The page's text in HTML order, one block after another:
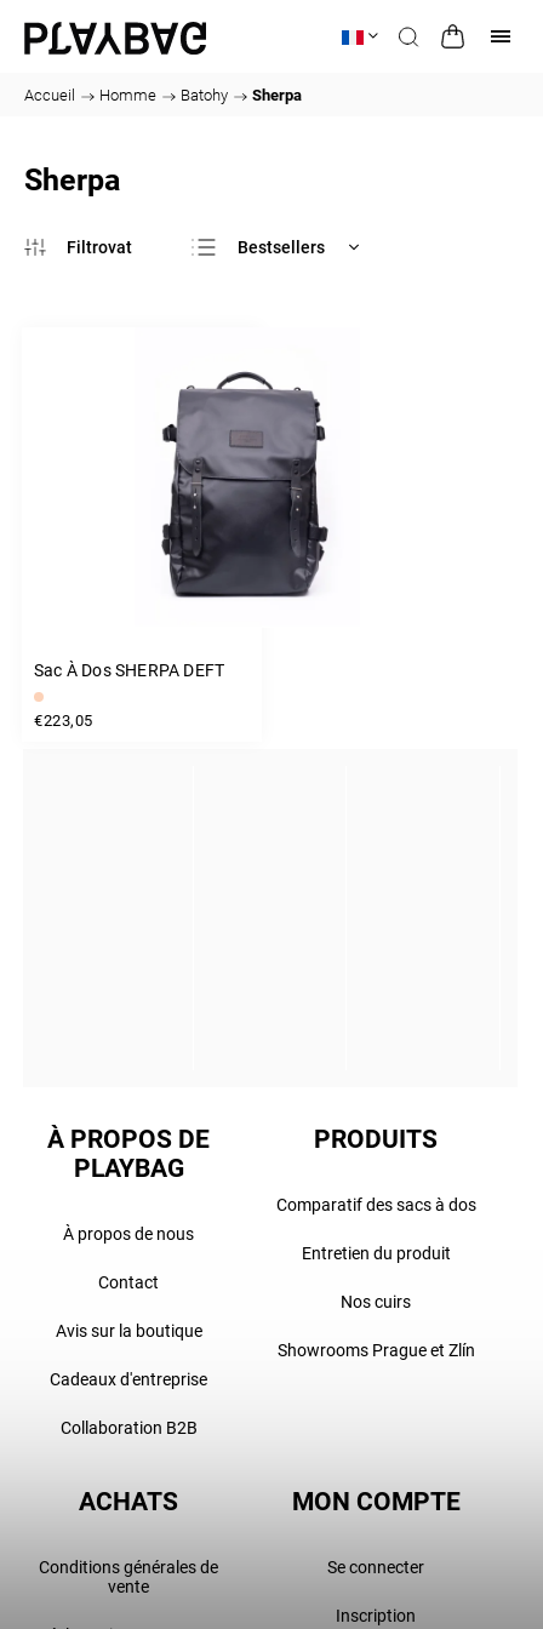
Accueil / Homme / Batohy / Sherpa
Sherpa
Bestsellers
Sac À Dos SHERPA DEFT
€223,05
INSTAGRAM
À PROPOS DE
PLAYBAG
À propos de nous
Contact
Avis sur la boutique
Cadeaux d'entreprise
Collaboration B2B
PRODUITS
Comparatif des sacs à dos
Entretien du produit
Nos cuirs
Showrooms Prague et Zlín
ACHATS
Conditions générales de
vente
MON COMPTE
Se connecter
Inscription